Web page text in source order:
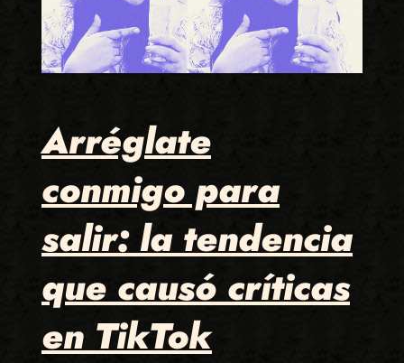
Arréglate
conmigo para
salir: la tendencia
que causó críticas
en TikTok